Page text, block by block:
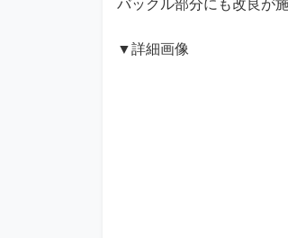
▼詳細画像